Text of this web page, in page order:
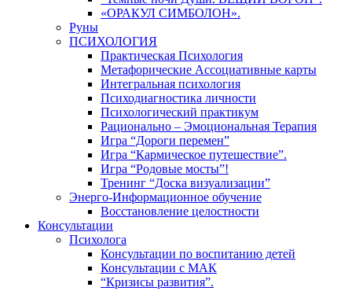
«ОРАКУЛ СИМБОЛОН».
Руны
ПСИХОЛОГИЯ
Практическая Психология
Метафорические Ассоциативные карты
Интегральная психология
Психодиагностика личности
Психологический практикум
Рационально – Эмоциональная Терапия
Игра “Дороги перемен”
Игра “Кармическое путешествие”.
Игра “Родовые мосты”!
Тренинг “Доска визуализации”
Энерго-Информационное обучение
Восстановление целостности
Консультации
Психолога
Консультации по воспитанию детей
Консультации с МАК
“Кризисы развития”.